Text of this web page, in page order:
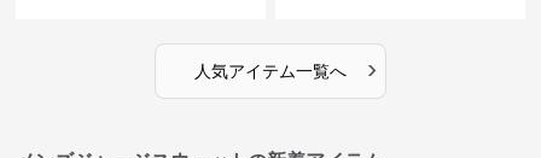
人気アイテム一覧へ ›